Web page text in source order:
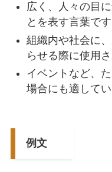
広く、人々の目
とを表す言葉です
組織内や社会に
らせる際に使用さ
イベントなど、
場合にも適してい
例文